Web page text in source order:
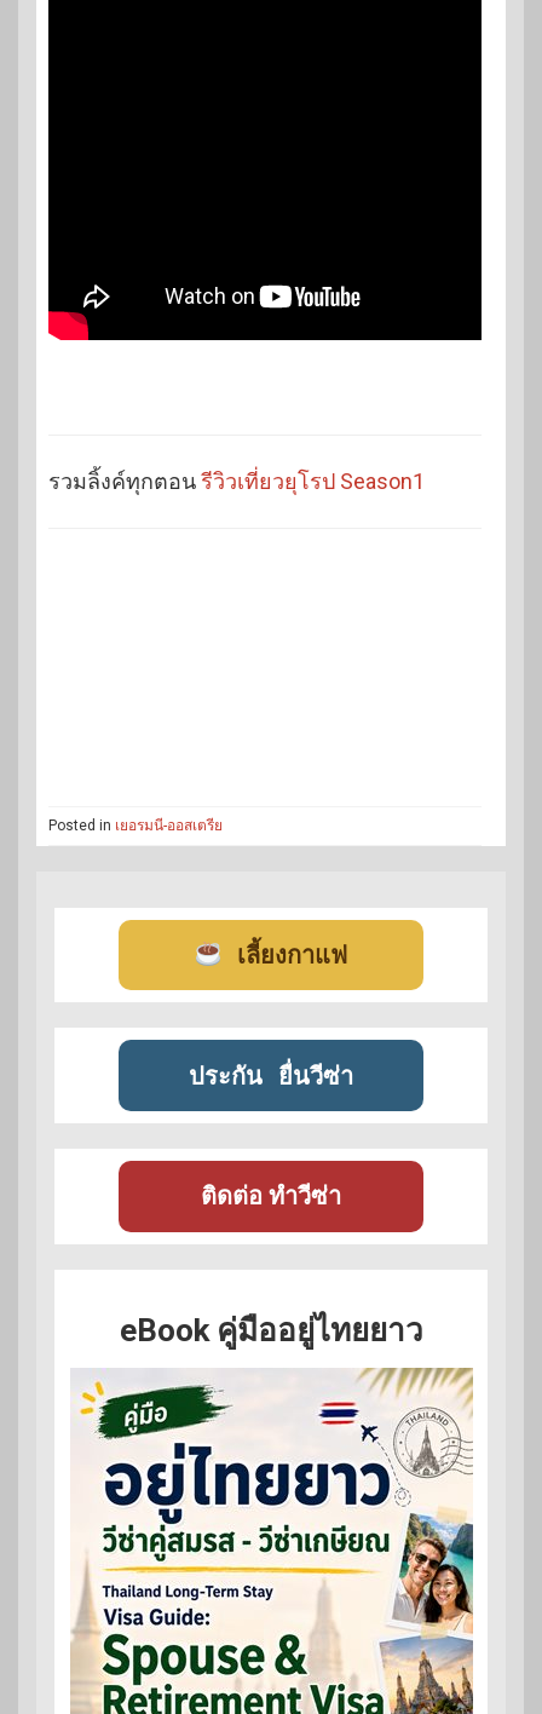
รวมลิ้งค์ทุกตอนรีวิวเที่ยวยุโรป Season1
Posted in เยอรมนี-ออสเตรีย
เลี้ยงกาแฟ
ประกัน ยื่นวีซ่า
ติดต่อ ทำวีซ่า
eBook คู่มืออยู่ไทยยาว